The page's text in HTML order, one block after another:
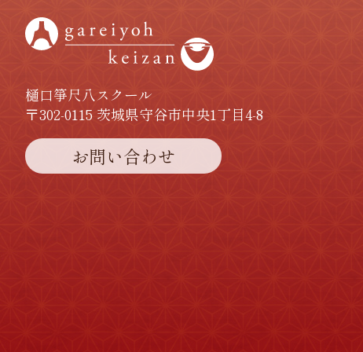
樋口箏尺八スクール
〒302-0115 茨城県守谷市中央1丁目4-8
お問い合わせ